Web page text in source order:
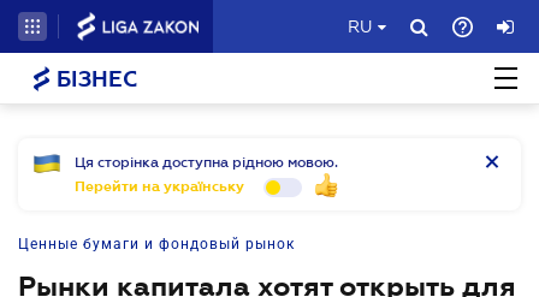
RU
БІЗНЕС
Ця сторінка доступна рідною мовою.
Перейти на українську
Ценные бумаги и фондовый рынок
Рынки капитала хотят открыть для